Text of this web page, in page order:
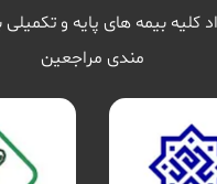
کلیه بیمه های پایه و
مندی مراجعین